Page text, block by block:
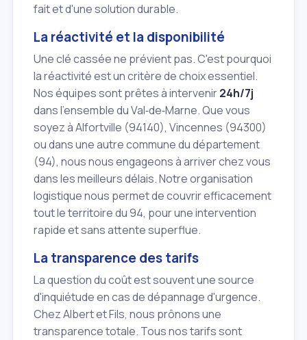
fait et d'une solution durable.
La réactivité et la disponibilité
Une clé cassée ne prévient pas. C'est pourquoi
la réactivité est un critère de choix essentiel.
Nos équipes sont prêtes à intervenir24h/7j
dans l'ensemble du Val‑de‑Marne. Que vous
soyez à Alfortville (94140), Vincennes (94300)
ou dans une autre commune du département
(94), nous nous engageons à arriver chez vous
dans les meilleurs délais. Notre organisation
logistique nous permet de couvrir efficacement
tout le territoire du 94, pour une intervention
rapide et sans attente superflue.
La transparence des tarifs
La question du coût est souvent une source
d'inquiétude en cas de dépannage d'urgence.
Chez Albert et Fils, nous prônons une
transparence totale. Tous nos tarifs sont